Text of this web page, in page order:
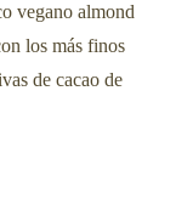
vegano almond
los más finos
de cacao de